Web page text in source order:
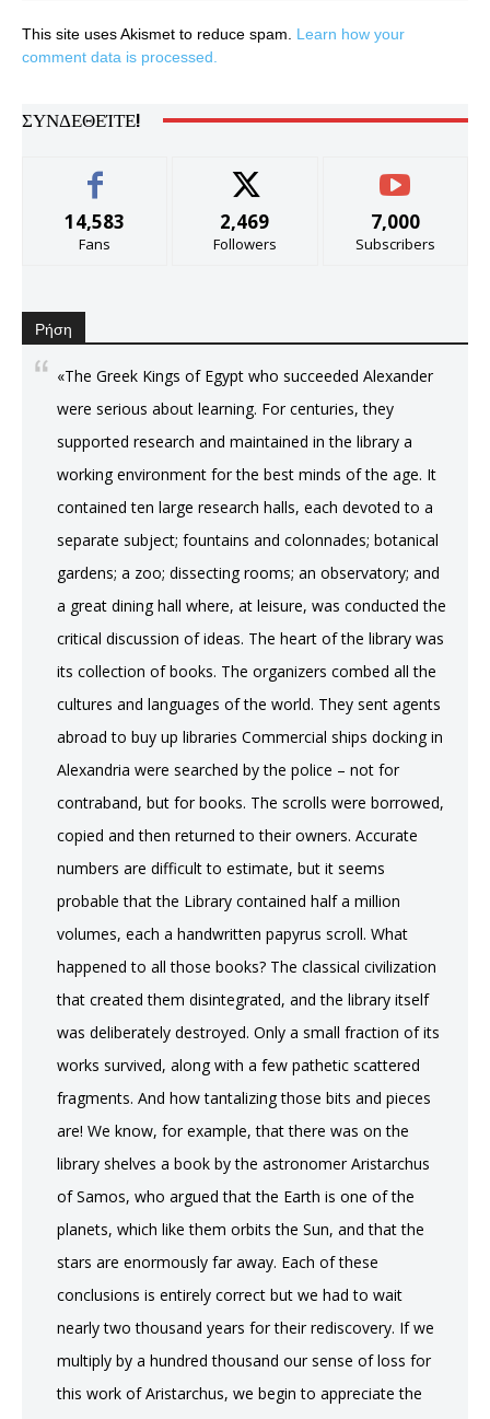
This site uses Akismet to reduce spam. Learn how your
comment data is processed.
ΣΥΝΔΕΘΕΊΤΕ!
14,583
Fans
2,469
Followers
7,000
Subscribers
Ρήση
«The Greek Kings of Egypt who succeeded Alexander
were serious about learning. For centuries, they
supported research and maintained in the library a
working environment for the best minds of the age. It
contained ten large research halls, each devoted to a
separate subject; fountains and colonnades; botanical
gardens; a zoo; dissecting rooms; an observatory; and
a great dining hall where, at leisure, was conducted the
critical discussion of ideas. The heart of the library was
its collection of books. The organizers combed all the
cultures and languages of the world. They sent agents
abroad to buy up libraries Commercial ships docking in
Alexandria were searched by the police – not for
contraband, but for books. The scrolls were borrowed,
copied and then returned to their owners. Accurate
numbers are difficult to estimate, but it seems
probable that the Library contained half a million
volumes, each a handwritten papyrus scroll. What
happened to all those books? The classical civilization
that created them disintegrated, and the library itself
was deliberately destroyed. Only a small fraction of its
works survived, along with a few pathetic scattered
fragments. And how tantalizing those bits and pieces
are! We know, for example, that there was on the
library shelves a book by the astronomer Aristarchus
of Samos, who argued that the Earth is one of the
planets, which like them orbits the Sun, and that the
stars are enormously far away. Each of these
conclusions is entirely correct but we had to wait
nearly two thousand years for their rediscovery. If we
multiply by a hundred thousand our sense of loss for
this work of Aristarchus, we begin to appreciate the